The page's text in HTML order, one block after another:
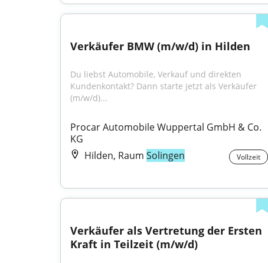
Verkäufer BMW (m/w/d) in Hilden
Du liebst Automobile, Verkauf und direkten
Kundenkontakt? Dann starte jetzt als Verkäufer
(m/w/d)...
Procar Automobile Wuppertal GmbH & Co.
KG
Hilden, Raum Solingen Vollzeit
Verkäufer als Vertretung der Ersten
Kraft in Teilzeit (m/w/d)